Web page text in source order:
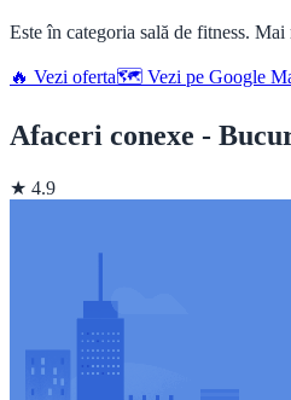
Este în categoria sală de fitness. Mai
🔥 Vezi oferta🗺️ Vezi pe Google
Afaceri conexe -
★ 4.9